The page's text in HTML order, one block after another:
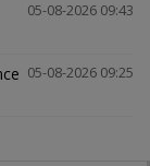
05-08-2026 09:43
05-08-2026 09:25